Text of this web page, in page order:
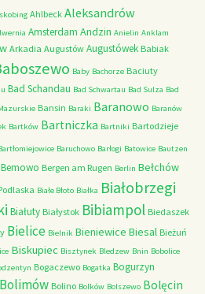
Ahlbeck Aleksandrów
Amsterdam Andzin Anielin Anklam
Arkadia Augustów Augustówek Babiak
Baby Bachorze Baciuty
Bad Schandau Bad Schwartau Bad Sulza Bad
Bansin Baraki Baranowo Baranów
Bartków Bartniczka Bartniki Bartodzieje
Baruchowo Barłogi Batowice Bautzen
Bemowo Bergen am Rugen Berlin Bełchów
Białe Błoto Białka Białobrzegi
Białuty Białystok Bibiampol Biedaszek
Bielice Bielnik Bieniewice Biesal Bieżuń
Biskupiec Bisztynek Bledzew Bnin Bobolice
Bogaczewo Bogatka Bogurzyn
Bolimów Bolino Bolków Bolszewo Bolęcin